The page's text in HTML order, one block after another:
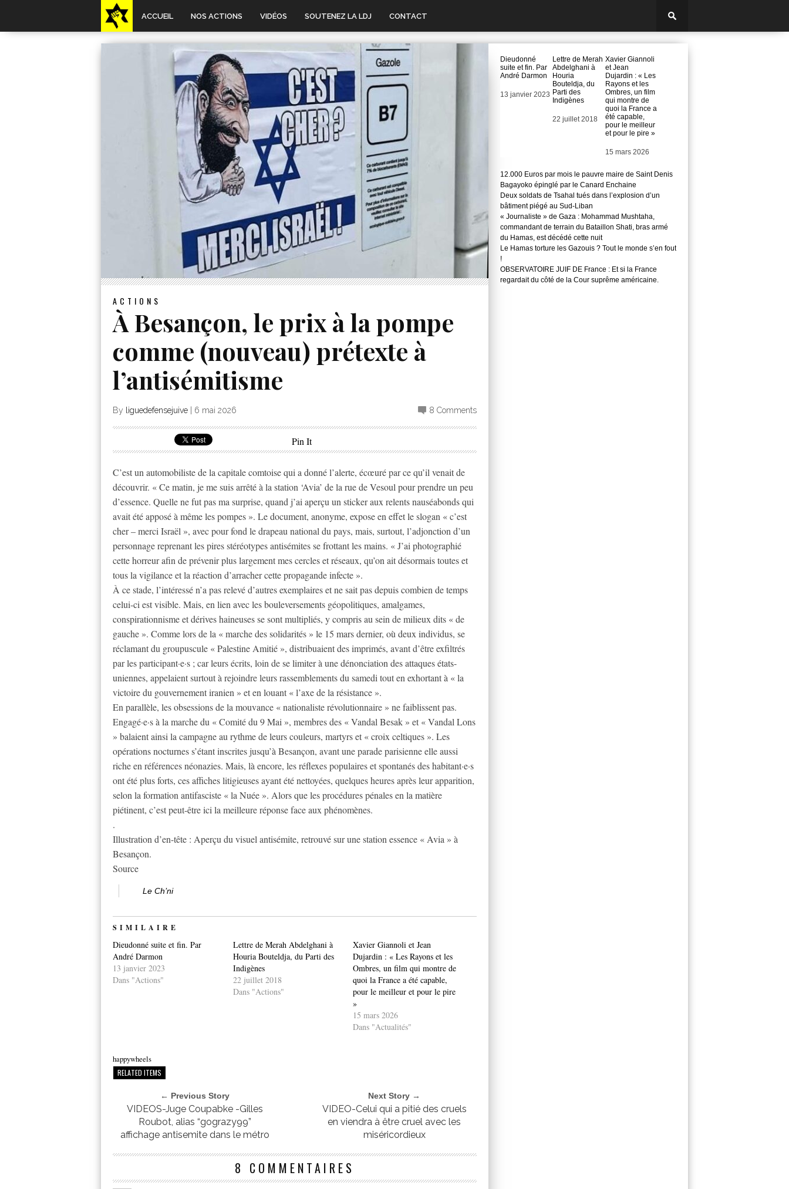
ACCUEIL NOS ACTIONS VIDÉOS SOUTENEZ LA LDJ CONTACT
ACTIONS
À Besançon, le prix à la pompe
comme (nouveau) prétexte à
l’antisémitisme
By liguedefensejuive 6 mai 2026 8 Comments
Pin It
C’est un automobiliste de la capitale comtoise qui a donné l’alerte, écœuré par ce qu’il venait de
découvrir. « Ce matin, je me suis arrêté à la station ‘Avia’ de la rue de Vesoul pour prendre un peu
d’essence. Quelle ne fut pas ma surprise, quand j’ai aperçu un sticker aux relents nauséabonds qui
avait été apposé à même les pompes ». Le document, anonyme, expose en effet le slogan « c’est
cher – merci Israël », avec pour fond le drapeau national du pays, mais, surtout, l’adjonction d’un
personnage reprenant les pires stéréotypes antisémites se frottant les mains. « J’ai photographié
cette horreur afin de prévenir plus largement mes cercles et réseaux, qu’on ait désormais toutes et
tous la vigilance et la réaction d’arracher cette propagande infecte ».
À ce stade, l’intéressé n’a pas relevé d’autres exemplaires et ne sait pas depuis combien de temps
celui-ci est visible. Mais, en lien avec les bouleversements géopolitiques, amalgames,
conspirationnisme et dérives haineuses se sont multipliés, y compris au sein de milieux dits « de
gauche ». Comme lors de la « marche des solidarités » le 15 mars dernier, où deux individus, se
réclamant du groupuscule « Palestine Amitié », distribuaient des imprimés, avant d’être exfiltrés
par les participant·e·s ; car leurs écrits, loin de se limiter à une dénonciation des attaques états-
uniennes, appelaient surtout à rejoindre leurs rassemblements du samedi tout en exhortant à « la
victoire du gouvernement iranien » et en louant « l’axe de la résistance ».
En parallèle, les obsessions de la mouvance « nationaliste révolutionnaire » ne faiblissent pas.
Engagé·e·s à la marche du « Comité du 9 Mai », membres des « Vandal Besak » et « Vandal Lons
» balaient ainsi la campagne au rythme de leurs couleurs, martyrs et « croix celtiques ». Les
opérations nocturnes s’étant inscrites jusqu’à Besançon, avant une parade parisienne elle aussi
riche en références néonazies. Mais, là encore, les réflexes populaires et spontanés des habitant·e·s
ont été plus forts, ces affiches litigieuses ayant été nettoyées, quelques heures après leur apparition,
selon la formation antifasciste « la Nuée ». Alors que les procédures pénales en la matière
piétinent, c’est peut-être ici la meilleure réponse face aux phénomènes.
.
Illustration d’en-tête : Aperçu du visuel antisémite, retrouvé sur une station essence « Avia » à
Besançon.
Source
Le Ch’ni
SIMILAIRE
Dieudonné suite et fin. Par
André Darmon
13 janvier 2023
Dans "Actions"
Lettre de Merah Abdelghani à
Houria Bouteldja, du Parti des
Indigènes
22 juillet 2018
Dans "Actions"
Xavier Giannoli et Jean
Dujardin : « Les Rayons et les
Ombres, un film qui montre de
quoi la France a été capable,
pour le meilleur et pour le pire
»
15 mars 2026
Dans "Actualités"
happywheels
RELATED ITEMS
← Previous Story
VIDEOS-Juge Coupabke -Gilles
Roubot, alias “gograzy99”
affichage antisemite dans le métro
Next Story →
VIDEO-Celui qui a pitié des cruels
en viendra à être cruel avec les
miséricordieux
8 COMMENTAIRES
Dieudonné
suite et fin. Par
André Darmon
Date
13 janvier 2023
Lettre de Merah
Abdelghani à
Houria
Bouteldja, du
Parti des
Indigènes
Date
22 juillet 2018
Xavier Giannoli
et Jean
Dujardin : « Les
Rayons et les
Ombres, un film
qui montre de
quoi la France a
été capable,
pour le meilleur
et pour le pire »
Date
15 mars 2026
12.000 Euros par mois le pauvre maire de Saint Denis
Bagayoko épinglé par le Canard Enchaine
Deux soldats de Tsahal tués dans l’explosion d’un
bâtiment piégé au Sud-Liban
« Journaliste » de Gaza : Mohammad Mushtaha,
commandant de terrain du Bataillon Shati, bras armé
du Hamas, est décédé cette nuit
Le Hamas torture les Gazouis ? Tout le monde s’en fout
!
OBSERVATOIRE JUIF DE France : Et si la France
regardait du côté de la Cour suprême américaine.